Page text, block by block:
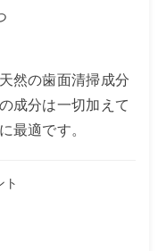
然の歯面清掃成分
成分は一切加えて
最適です。
ト